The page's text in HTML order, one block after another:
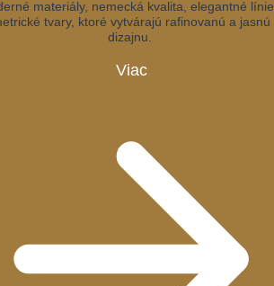
materiály, nemecká kvalita, elegantné
tvary, ktoré vytvárajú rafinovanú a jasnú
dizajnu.
Viac